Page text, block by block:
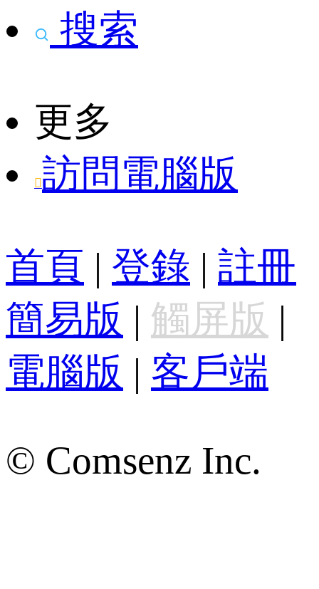
搜索
更多
訪問電腦版
首頁 | 登錄 | 註冊
簡易版 | 觸屏版 |
電腦版 | 客戶端
© Comsenz Inc.